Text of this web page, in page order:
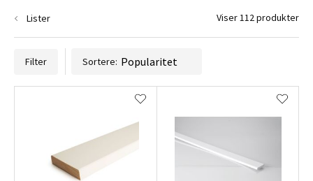
Filter Sortere:
Lister Viser 112 produkter